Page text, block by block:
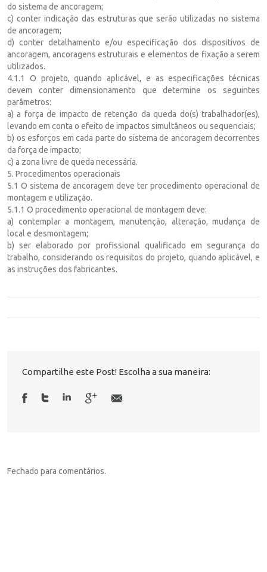
do sistema de ancoragem;
c) conter indicação das estruturas que serão utilizadas no sistema
de ancoragem;
d) conter detalhamento e/ou especificação dos dispositivos de
ancoragem, ancoragens estruturais e elementos de fixação a serem
utilizados.
4.1.1 O projeto, quando aplicável, e as especificações técnicas
devem conter dimensionamento que determine os seguintes
parâmetros:
a) a força de impacto de retenção da queda do(s) trabalhador(es),
levando em conta o efeito de impactos simultâneos ou sequenciais;
b) os esforços em cada parte do sistema de ancoragem decorrentes
da força de impacto;
c) a zona livre de queda necessária.
5. Procedimentos operacionais
5.1 O sistema de ancoragem deve ter procedimento operacional de
montagem e utilização.
5.1.1 O procedimento operacional de montagem deve:
a) contemplar a montagem, manutenção, alteração, mudança de
local e desmontagem;
b) ser elaborado por profissional qualificado em segurança do
trabalho, considerando os requisitos do projeto, quando aplicável, e
as instruções dos fabricantes.
Compartilhe este Post! Escolha a sua maneira:
Fechado para comentários.